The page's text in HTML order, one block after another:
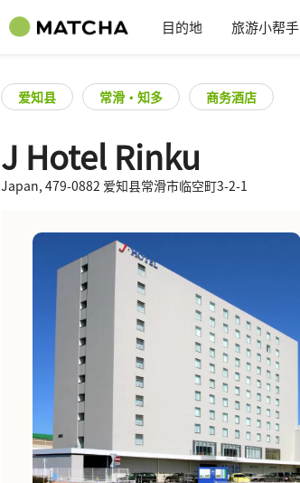
目的地 旅游小帮手
爱知县 常滑・知多 商务酒店
J Hotel Rinku
Japan, 479-0882 爱知县常滑市临空町3-2-1